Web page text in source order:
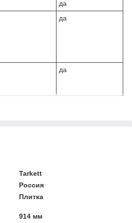
да
да
да
Tarkett
Россия
Плитка
914 мм